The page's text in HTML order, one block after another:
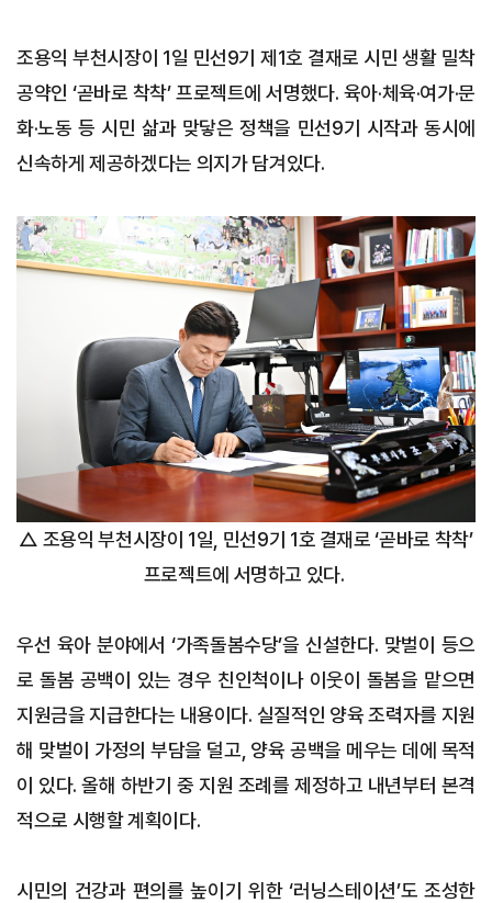
조용익 부천시장이 1일 민선9기 제1호 결재로 시민 생활 밀착
공약인 ‘곧바로 착착’ 프로젝트에 서명했다. 육아·체육·여가·문
화·노동 등 시민 삶과 맞닿은 정책을 민선9기 시작과 동시에
신속하게 제공하겠다는 의지가 담겨있다.
△ 조용익 부천시장이 1일, 민선9기 1호 결재로 ‘곧바로 착착’
프로젝트에 서명하고 있다.
우선 육아 분야에서 ‘가족돌봄수당’을 신설한다. 맞벌이 등으
로 돌봄 공백이 있는 경우 친인척이나 이웃이 돌봄을 맡으면
지원금을 지급한다는 내용이다. 실질적인 양육 조력자를 지원
해 맞벌이 가정의 부담을 덜고, 양육 공백을 메우는 데에 목적
이 있다. 올해 하반기 중 지원 조례를 제정하고 내년부터 본격
적으로 시행할 계획이다.
시민의 건강과 편의를 높이기 위한 ‘러닝스테이션’도 조성한